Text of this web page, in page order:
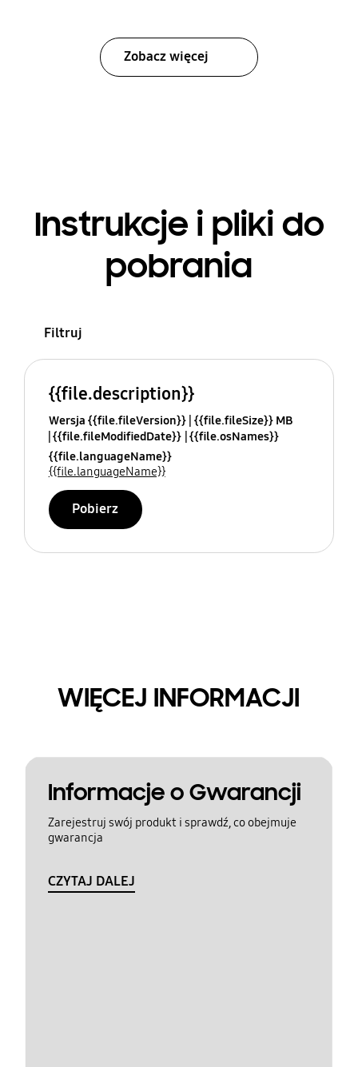
Zobacz więcej
Instrukcje i pliki do
pobrania
Filtruj
{{file.description}}
Wersja {{file.fileVersion}} {{file.fileSize}} MB
{{file.fileModifiedDate}} {{file.osNames}}
{{file.languageName}}
{{file.languageName}}
Pobierz
WIĘCEJ INFORMACJI
Informacje o Gwarancji
Zarejestruj swój produkt i sprawdź, co obejmuje
gwarancja
CZYTAJ DALEJ